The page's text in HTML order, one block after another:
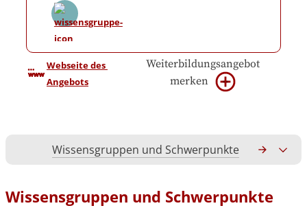
Webseite des
Angebots
Weiterbildungsangebot
merken
Wissensgruppen und Schwerpunkte
Wissensgruppen und Schwerpunkte